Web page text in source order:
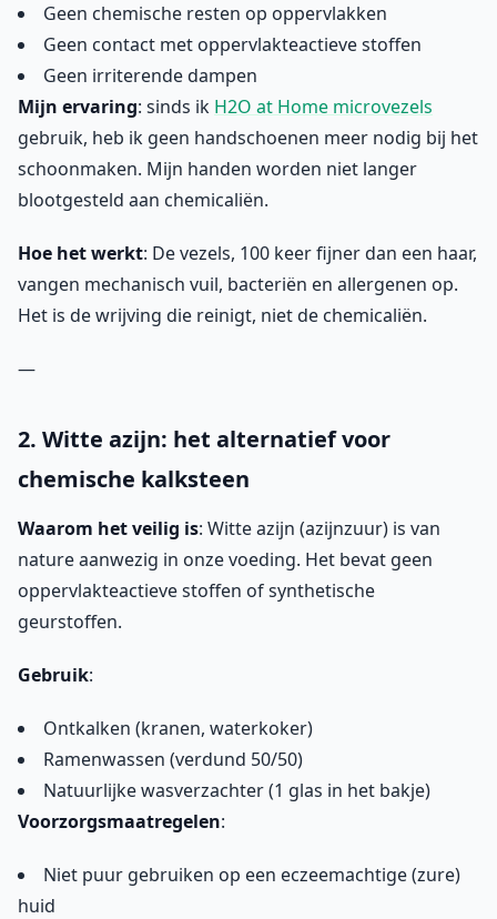
Geen chemische resten op oppervlakken
Geen contact met oppervlakteactieve stoffen
Geen irriterende dampen
Mijn ervaring: sinds ik H2O at Home microvezels
gebruik, heb ik geen handschoenen meer nodig bij het
schoonmaken. Mijn handen worden niet langer
blootgesteld aan chemicaliën.
Hoe het werkt: De vezels, 100 keer fijner dan een haar,
vangen mechanisch vuil, bacteriën en allergenen op.
Het is de wrijving die reinigt, niet de chemicaliën.
—
2. Witte azijn: het alternatief voor
chemische kalksteen
Waarom het veilig is: Witte azijn (azijnzuur) is van
nature aanwezig in onze voeding. Het bevat geen
oppervlakteactieve stoffen of synthetische
geurstoffen.
Gebruik:
Ontkalken (kranen, waterkoker)
Ramenwassen (verdund 50/50)
Natuurlijke wasverzachter (1 glas in het bakje)
Voorzorgsmaatregelen:
Niet puur gebruiken op een eczeemachtige (zure)
huid